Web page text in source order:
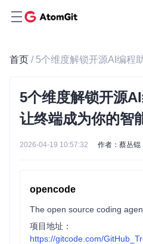
首页
5个维度解锁开源
让终端成为你的智
2026-04-19 10:57:32 作者：蔡丛锟
opencode
The open source coding
项目地址：
https://gitcode.com/